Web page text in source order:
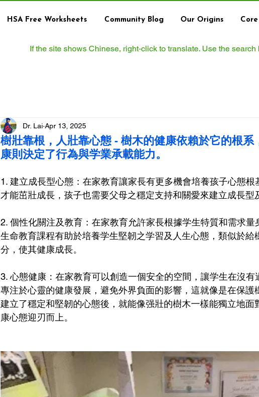
HSA Free Worksheets Community Blog Our Origins
If the site shows Chinese, right‑click to translate. Use the
樹壯靠根，人壯靠心態 - 樹木的健康依賴於它的根系
康則決定了行為與学業承載能力。
Dr. Lai Apr 13, 2025
1. 建立成長型心態：在家教育讓家長有更多機會培養孩子心態
才能茁壯成長，孩子也需要父母之穩定支持和關愛來建立成長型
2. 個性化關注及教育：在家教育允許家長根據学生特質和需求
生命教育課程有助於培養学生堅韌之学習及人生心態，類似於給
分，使其健康成長。
3. 心態健康：在家教育可以創造一個安全的空間，讓学生在沒有
專注於心靈的健康發展，避免外界負面的影響，這就像是在保護
建立了穩定和堅韌的心態後，就能像强壯的樹木一樣能獨立地面
康心態迎刃而上。